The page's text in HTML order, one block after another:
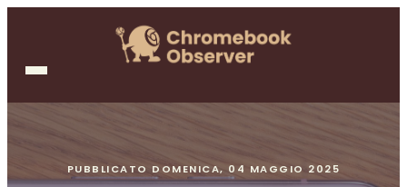
PUBBLICATO DOMENICA, 04 MAGGIO 2025